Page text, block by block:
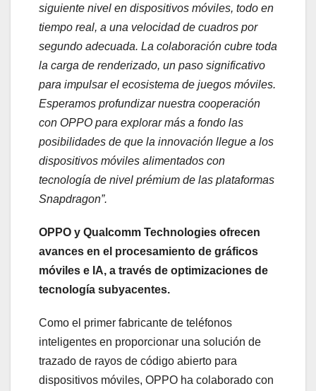
siguiente nivel en dispositivos móviles, todo en
tiempo real, a una velocidad de cuadros por
segundo adecuada. La colaboración cubre toda
la carga de renderizado, un paso significativo
para impulsar el ecosistema de juegos móviles.
Esperamos profundizar nuestra cooperación
con OPPO para explorar más a fondo las
posibilidades de que la innovación llegue a los
dispositivos móviles alimentados con
tecnología de nivel prémium de las plataformas
Snapdragon”.
OPPO y Qualcomm Technologies ofrecen
avances en el procesamiento de gráficos
móviles e IA, a través de optimizaciones de
tecnología subyacentes.
Como el primer fabricante de teléfonos
inteligentes en proporcionar una solución de
trazado de rayos de código abierto para
dispositivos móviles, OPPO ha colaborado con